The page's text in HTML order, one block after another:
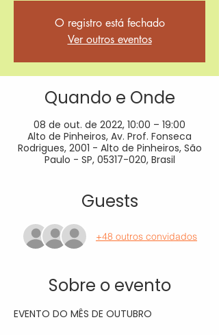
O registro está fechado
Ver outros eventos
Quando e Onde
08 de out. de 2022, 10:00 – 19:00
Alto de Pinheiros, Av. Prof. Fonseca
Rodrigues, 2001 - Alto de Pinheiros, São
Paulo - SP, 05317-020, Brasil
Guests
+48 outros convidados
Sobre o evento
EVENTO DO MÊS DE OUTUBRO